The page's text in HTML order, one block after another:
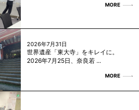
MORE
2026年7月31日
世界遺産「東大寺」をキレイに。
2026年7月25日、奈良若 ...
MORE